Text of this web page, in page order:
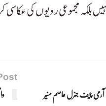
بلکہ مجموعی رویوں کی عکاسی
آرمی چیف جنرل عاصم منیر